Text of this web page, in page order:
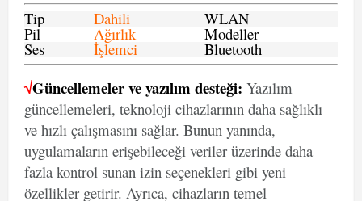
Tip
Dahili WLAN
Pil Ağırlık Modeller
Ses İşlemci Bluetooth
√Güncellemeler ve yazılım desteği: Yazılım
güncellemeleri, teknoloji cihazlarının daha sağlıklı
ve hızlı çalışmasını sağlar. Bunun yanında,
uygulamaların erişebileceği veriler üzerinde daha
fazla kontrol sunan izin seçenekleri gibi yeni
özellikler getirir. Ayrıca, cihazların temel